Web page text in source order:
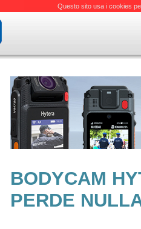
BODYCAM
PERDE
Questo sito usa i cookies